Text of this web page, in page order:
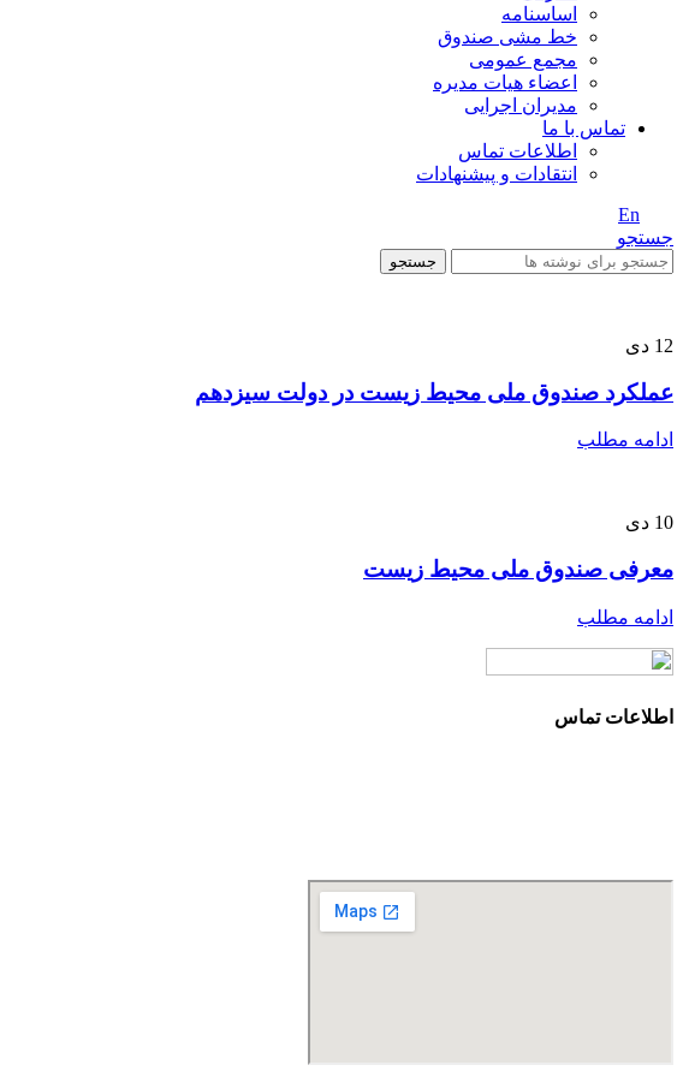
اساسنامه
خط مشی صندوق
مجمع عمومی
اعضاء هیات مدیره
مدیران اجرایی
تماس با ما
اطلاعات تماس
انتقادات و پیشنهادات
En
جستجو
جستجو
12 دی
عملکرد صندوق ملی محیط زیست در دولت سیزدهم
ادامه مطلب
10 دی
معرفی صندوق ملی محیط زیست
ادامه مطلب
اطلاعات تماس